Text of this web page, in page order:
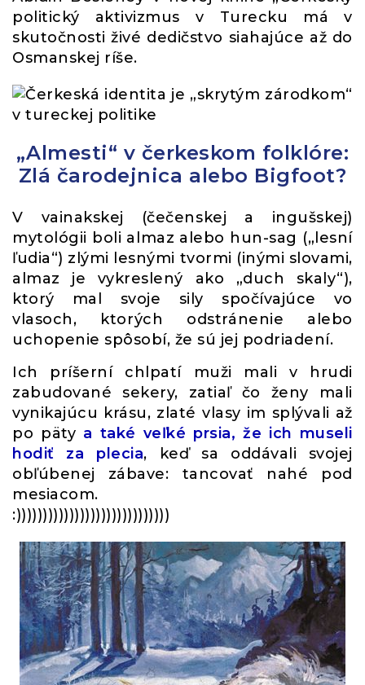
politický aktivizmus v Turecku má v
skutočnosti živé dedičstvo siahajúce až do
Osmanskej ríše.
„Almesti“ v čerkeskom folklóre:
Zlá čarodejnica alebo Bigfoot?
V vainakskej (čečenskej a ingušskej)
mytológii boli almaz alebo hun-sag („lesní
ľudia“) zlými lesnými tvormi (inými slovami,
almaz je vykreslený ako „duch skaly“),
ktorý mal svoje sily spočívajúce vo
vlasoch, ktorých odstránenie alebo
uchopenie spôsobí, že sú jej podriadení.
Ich príšerní chlpatí muži mali v hrudi
zabudované sekery, zatiaľ čo ženy mali
vynikajúcu krásu, zlaté vlasy im splývali až
po päty a také veľké prsia, že ich museli
hodiť za plecia, keď sa oddávali svojej
obľúbenej zábave: tancovať nahé pod
mesiacom.
:)))))))))))))))))))))))))))))